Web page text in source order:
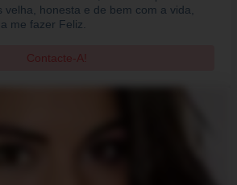
velha, honesta e de bem com a vida,
me fazer Feliz.
Contacte-A!